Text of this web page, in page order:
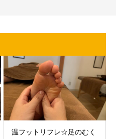
温フットリフレ☆足のむく